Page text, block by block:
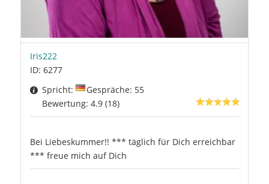
Iris222
ID: 6277
Spricht:
Gespräche: 55
Bewertung: 4.9 (18)
Bei Liebeskummer!! *** täglich für Dich erreichbar
*** freue mich auf Dich